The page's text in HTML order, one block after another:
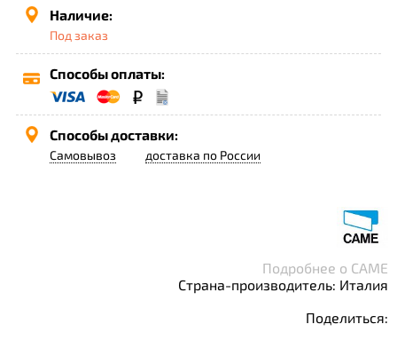
Наличие:
Под заказ
Способы оплаты:
Способы доставки:
Самовывоз доставка по России
Подробнее о CAME
Страна-производитель: Италия
Поделиться: